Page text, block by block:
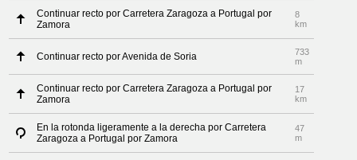
Continuar recto por Carretera Zaragoza a Portugal por
Zamora
8
km
Continuar recto por Avenida de Soria
733
m
Continuar recto por Carretera Zaragoza a Portugal por
Zamora
17
km
En la rotonda ligeramente a la derecha por Carretera
Zaragoza a Portugal por Zamora
47
m